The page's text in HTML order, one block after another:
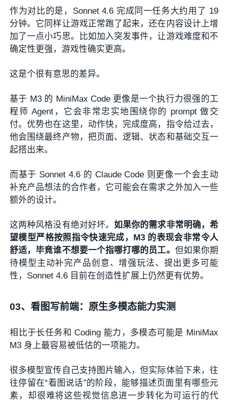
作为对比的是，Sonnet 4.6 完成同一任务大约用了 19
分钟。它同样让游戏正常跑了起来，还在内容设计上增
加了一点小巧思。比如加入突发事件，让游戏难度和不
确定性更强，游戏性确实更高。
这是个很有意思的差异。
基于 M3 的 MiniMax Code 更像是一个执行力很强的工
程师 Agent，它会非常忠实地围绕你的 prompt 做交
付。优势也在这里，动作快，完成度高，指令给过去，
他会围绕最终产物，把页面、逻辑、状态和基础交互一
起搭出来。
而基于 Sonnet 4.6 的 Claude Code 则更像一个会主动
补充产品想法的合作者，它可能会在需求之外加入一些
额外的设计。
这两种风格没有绝对好坏。如果你的需求非常明确，希
望模型严格按照指令快速完成，M3 的表现会非常令人
舒适，毕竟谁不想要一个指哪打哪的员工。 但如果你期
待模型主动补完产品创意、增强玩法、提出更多可能
性，Sonnet 4.6 目前在创造性扩展上仍然更有优势。
03、看图写前端：原生多模态能力实测
相比于长任务和 Coding 能力，多模态可能是 MiniMax
M3 身上最容易被低估的一项能力。
很多模型宣传自己支持图片输入，但实际体验下来，往
往停留在“看图说话”的阶段，能够描述页面里有哪些元
素，却很难将这些视觉信息进一步转化为可运行的代